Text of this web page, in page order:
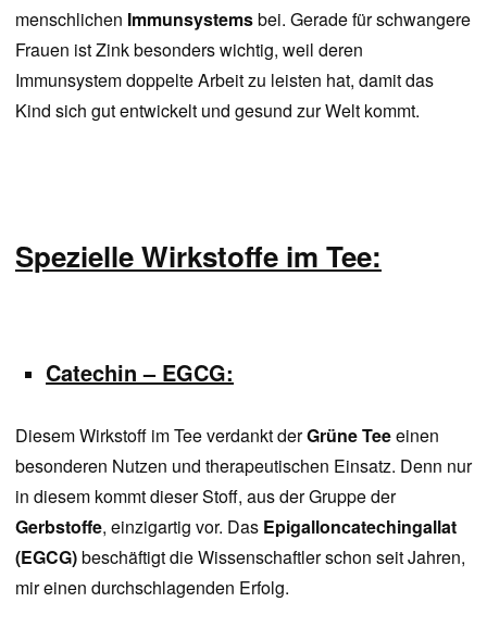
menschlichen Immunsystemsbei. Gerade für schwangere
Frauen ist Zink besonders wichtig, weil deren
Immunsystem doppelte Arbeit zu leisten hat, damit das
Kind sich gut entwickelt und gesund zur Welt kommt.
Spezielle Wirkstoffe im Tee:
Catechin – EGCG:
Diesem Wirkstoff im Tee verdankt derGrüne Teeeinen
besonderen Nutzen und therapeutischen Einsatz. Denn nur
in diesem kommt dieser Stoff, aus der Gruppe der
Gerbstoffe, einzigartig vor. Das Epigalloncatechingallat
(EGCG)beschäftigt die Wissenschaftler schon seit Jahren,
mir einen durchschlagenden Erfolg.